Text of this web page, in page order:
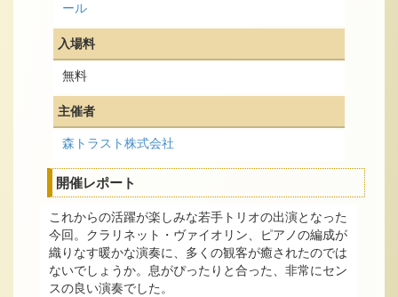
ール
入場料
無料
主催者
森トラスト株式会社
開催レポート
これからの活躍が楽しみな若手トリオの出演となった
今回。クラリネット・ヴァイオリン、ピアノの編成が
織りなす暖かな演奏に、多くの観客が癒されたのでは
ないでしょうか。息がぴったりと合った、非常にセン
スの良い演奏でした。